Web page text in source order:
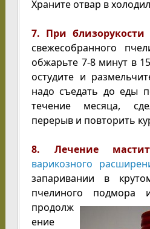
Храните отвар в
7. При близорукости
свежесобранного
обжарьте 7-8 минут в
остудите и
надо съедать до еды
течение месяца,
перерыв и повторить
8. Лечение
варикозного
запаривании в
пчелиного подмора
продолж
ение